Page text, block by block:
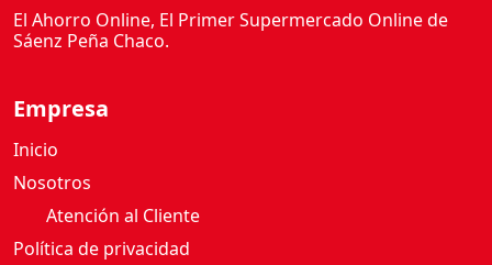
El Ahorro Online, El Primer Supermercado Online de
Sáenz Peña Chaco.
Empresa
Inicio
Nosotros
Atención al Cliente
Política de privacidad